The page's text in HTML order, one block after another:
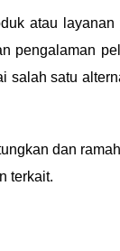
atau layanan
pengalaman
salah satu
dan
terkait.